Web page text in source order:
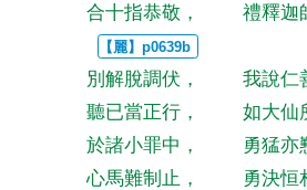
合十指恭敬 ， 禮釋迦
別解脫調伏 ，
我說仁
聽已當正行 ，
如大仙
於諸小罪中 ，
勇猛亦
心馬難制止 ，
勇決恒